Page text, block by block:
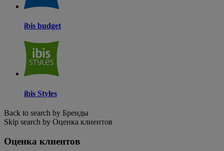
ibis budget
ibis Styles
Back to search by Бренды
Skip search by Оценка клиентов
Оценка клиентов